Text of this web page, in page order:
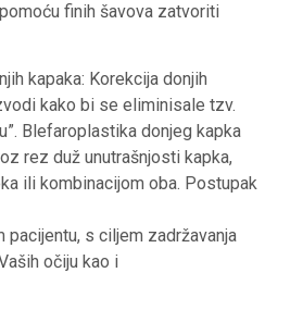
finih šavova zatvoriti
kapaka: Korekcija donjih
kako bi se eliminisale tzv.
Blefaroplastika donjeg kapka
rez duž unutrašnjosti kapka,
ili kombinacijom oba. Postupak
pacijentu, s ciljem zadržavanja
očiju kao i